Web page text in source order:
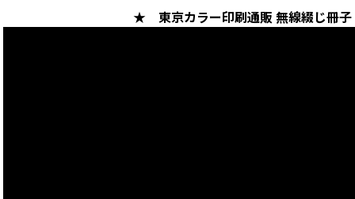
★ 東京カラー印刷通販 無線綴じ